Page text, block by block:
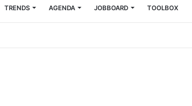
TRENDS AGENDA JOBBOARD TOOLBOX